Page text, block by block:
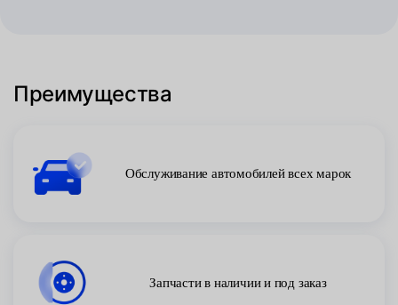
Преимущества
Обслуживание автомобилей всех марок
Запчасти в наличии и под заказ